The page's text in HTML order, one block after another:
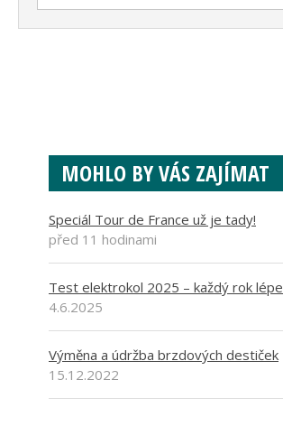
MOHLO BY VÁS ZAJÍMAT
Speciál Tour de France už je tady!
před 11 hodinami
Test elektrokol 2025 – každý rok lépe
4.6.2025
Výměna a údržba brzdových destiček
15.12.2022